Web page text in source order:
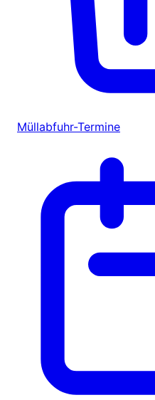
Müllabfuhr-Termine